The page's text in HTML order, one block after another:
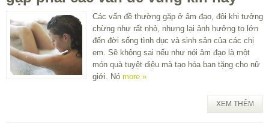
Các vấn đề thường gặp ở âm đạo, đôi khi tưởng
chừng như rất nhỏ, nhưng lại ảnh hưởng to lớn
đến đời sống tình dục và sinh sản của các chị
em. Sẽ không sai nếu như nói âm đạo là một
món quà tuyệt diệu mà tạo hóa ban tặng cho nữ
giới. Nó more »
XEM THÊM